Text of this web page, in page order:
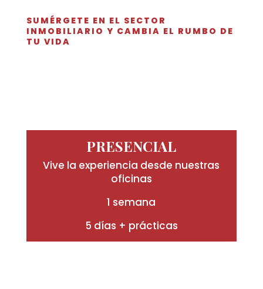
SUMÉRGETE EN EL SECTOR
INMOBILIARIO Y CAMBIA EL RUMBO DE
TU VIDA
PRESENCIAL
Vive la experiencia desde nuestras
oficinas
1 semana
5 días + prácticas